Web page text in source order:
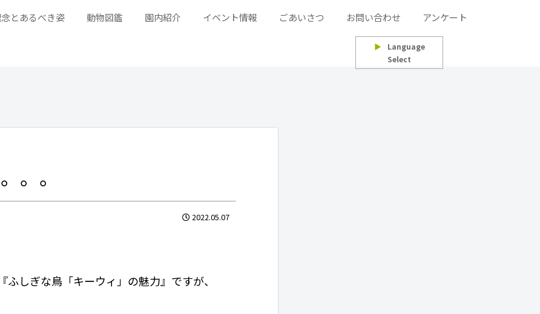
とあるべき姿 動物図鑑 園内紹介 イベント情報 ごあいさつ お問い合わせ アンケート
▶
Language
Select
。。
2022.05.07
しぎな鳥「キーウィ」の魅力』ですが、